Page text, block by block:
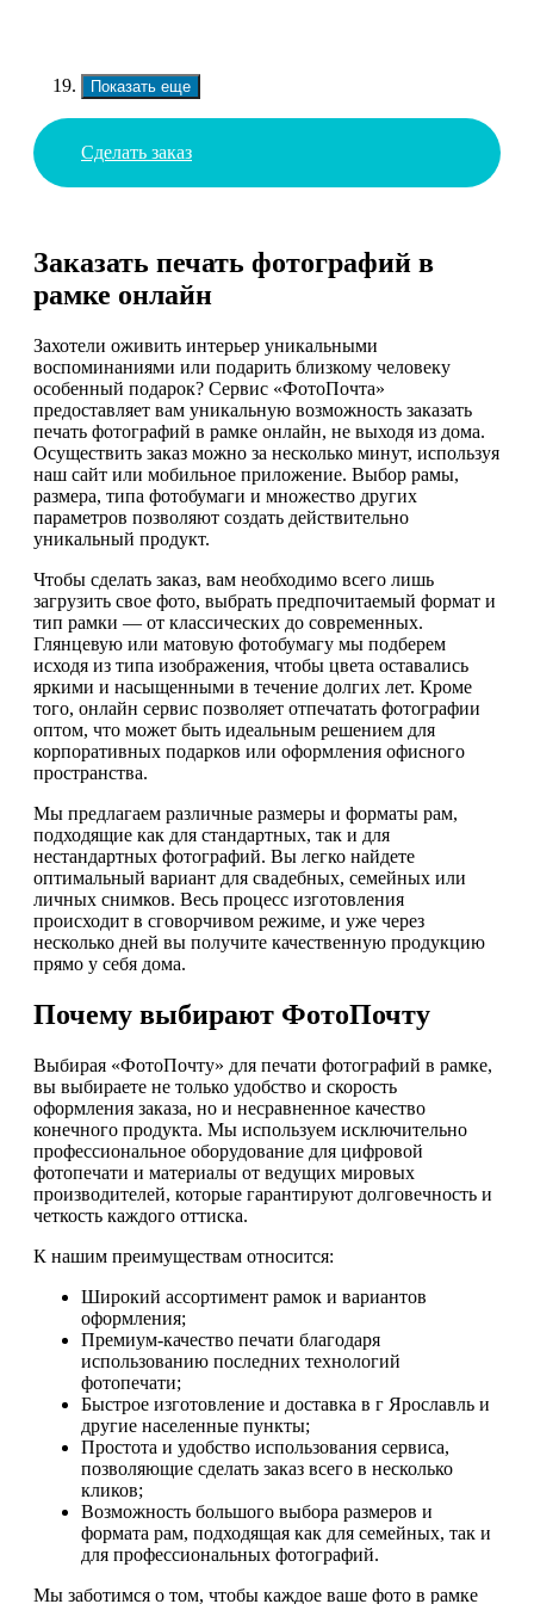
Показать еще
Сделать заказ
Заказать печать фотографий в
рамке онлайн
Захотели оживить интерьер уникальными
воспоминаниями или подарить близкому человеку
особенный подарок? Сервис «ФотоПочта»
предоставляет вам уникальную возможность заказать
печать фотографий в рамке онлайн, не выходя из дома.
Осуществить заказ можно за несколько минут, используя
наш сайт или мобильное приложение. Выбор рамы,
размера, типа фотобумаги и множество других
параметров позволяют создать действительно
уникальный продукт.
Чтобы сделать заказ, вам необходимо всего лишь
загрузить свое фото, выбрать предпочитаемый формат и
тип рамки — от классических до современных.
Глянцевую или матовую фотобумагу мы подберем
исходя из типа изображения, чтобы цвета оставались
яркими и насыщенными в течение долгих лет. Кроме
того, онлайн сервис позволяет отпечатать фотографии
оптом, что может быть идеальным решением для
корпоративных подарков или оформления офисного
пространства.
Мы предлагаем различные размеры и форматы рам,
подходящие как для стандартных, так и для
нестандартных фотографий. Вы легко найдете
оптимальный вариант для свадебных, семейных или
личных снимков. Весь процесс изготовления
происходит в сговорчивом режиме, и уже через
несколько дней вы получите качественную продукцию
прямо у себя дома.
Почему выбирают ФотоПочту
Выбирая «ФотоПочту» для печати фотографий в рамке,
вы выбираете не только удобство и скорость
оформления заказа, но и несравненное качество
конечного продукта. Мы используем исключительно
профессиональное оборудование для цифровой
фотопечати и материалы от ведущих мировых
производителей, которые гарантируют долговечность и
четкость каждого оттиска.
К нашим преимуществам относится:
Широкий ассортимент рамок и вариантов
оформления;
Премиум-качество печати благодаря
использованию последних технологий
фотопечати;
Быстрое изготовление и доставка в г Ярославль и
другие населенные пункты;
Простота и удобство использования сервиса,
позволяющие сделать заказ всего в несколько
кликов;
Возможность большого выбора размеров и
формата рам, подходящая как для семейных, так и
для профессиональных фотографий.
Мы заботимся о том, чтобы каждое ваше фото в рамке